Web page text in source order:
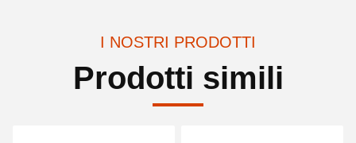
I NOSTRI PRODOTTI
Prodotti simili